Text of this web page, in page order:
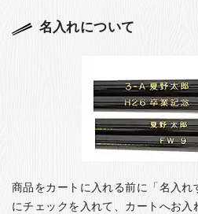
名入れについて
商品をカートに入れる前に「名入れ
にチェックを入れて、カートへお入